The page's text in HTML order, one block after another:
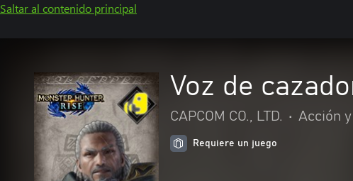
Saltar al contenido principal
Voz de
CAPCOM CO., LTD. • Acción
Requiere un juego